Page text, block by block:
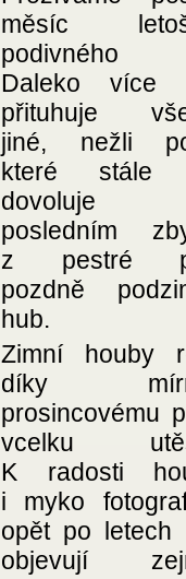
měsíc
podivného
Daleko více
přituhuje
jiné, nežli
které stále
dovoluje
posledním
z pestré
pozdně
hub.
Zimní houby
díky
prosincovému
vcelku
K radosti
i myko
opět po letech
objevují